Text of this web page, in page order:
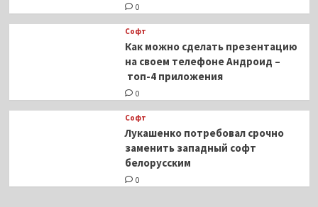
0
Софт
Как можно сделать презентацию
на своем телефоне Андроид –
топ-4 приложения
0
Софт
Лукашенко потребовал срочно
заменить западный софт
белорусским
0